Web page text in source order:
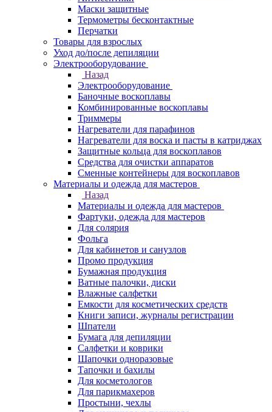
Маски защитные
Термометры бесконтактные
Перчатки
Товары для взрослых
Уход до/после депиляции
Электрооборудование
Назад
Электрооборудование
Баночные воскоплавы
Комбинированные воскоплавы
Триммеры
Нагреватели для парафинов
Нагреватели для воска и пасты в катриджах
Защитные кольца для воскоплавов
Средства для очистки аппаратов
Сменные контейнеры для воскоплавов
Материалы и одежда для мастеров
Назад
Материалы и одежда для мастеров
Фартуки, одежда для мастеров
Для солярия
Фольга
Для кабинетов и санузлов
Промо продукция
Бумажная продукция
Ватные палочки, диски
Влажные салфетки
Емкости для косметических средств
Книги записи, журналы регистрации
Шпатели
Бумага для депиляции
Салфетки и коврики
Шапочки одноразовые
Тапочки и бахилы
Для косметологов
Для парикмахеров
Простыни, чехлы